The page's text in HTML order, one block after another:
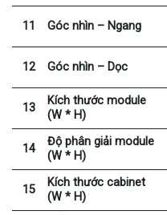
11 Góc nhìn – Ngang
12 Góc nhìn – Dọc
13
Kích thước module
(W * H)
14
Độ phân giải module
(W * H)
15
Kích thước cabinet
(W * H)